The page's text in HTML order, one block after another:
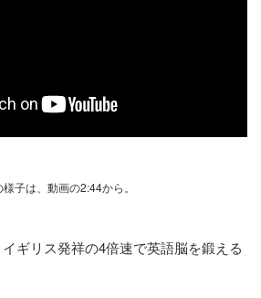
子は、動画の2:44から。
ギリス発祥の4倍速で英語脳を鍛える